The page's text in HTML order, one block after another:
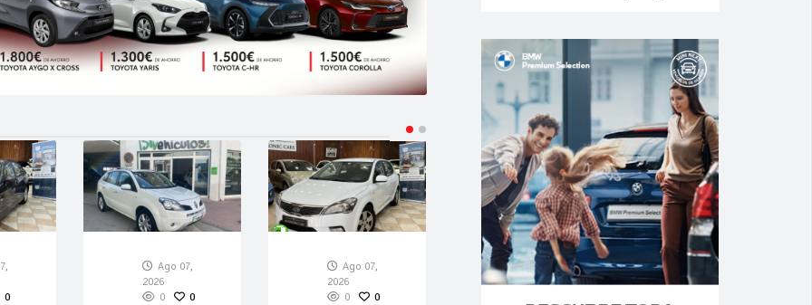
0
Ago 07,
2026
0
0
Ago 07,
2026
0
0
Ago 07,
2026
2026